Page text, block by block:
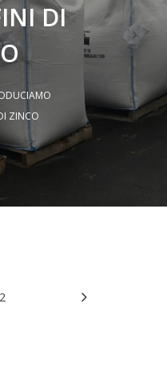
DI
ZINCO